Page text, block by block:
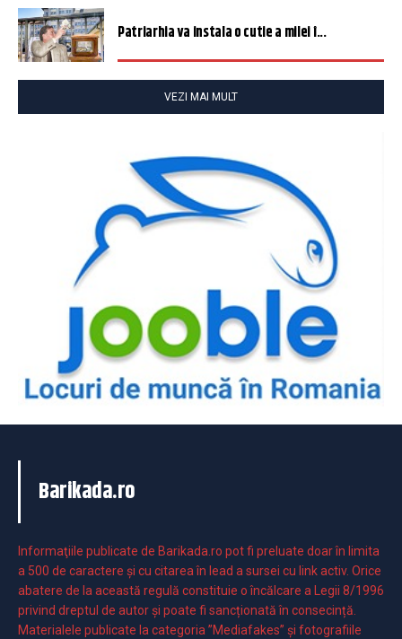
Patriarhia va instala o cutie a milei î...
VEZI MAI MULT
Barikada.ro
Informaţiile publicate de Barikada.ro pot fi preluate doar în limita
a 500 de caractere şi cu citarea în lead a sursei cu link activ. Orice
abatere de la această regulă constituie o încălcare a Legii 8/1996
privind dreptul de autor și poate fi sancționată în consecință.
Materialele publicate la categoria ”Mediafakes” și fotografiile